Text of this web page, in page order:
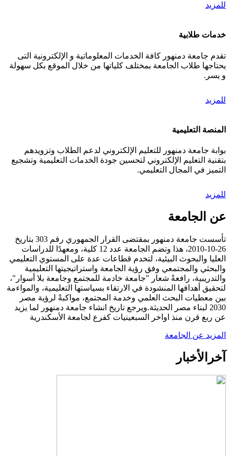
للمزيد
خدمات طلابية
تقدم جامعة دمنهور كافة الخدمات المعلوماتية و الإلكترونية التى
يحتاجها طلاب الجامعة بمختلف كلياتها من خلال الموقع بكل سهولة
و يسر.
للمزيد
المنصة التعليمية
بوابة جامعة دمنهور للتعليم الإلكتروني لدعم الطلاب وتزويدهم
بتقنية التعليم الإلكتروني لتحسين جودة الخدمات التعليمية وتشجيع
التميز في المجال التعليمي.
للمزيد
عن الجامعة
تأسست جامعة دمنهور بمقتضى القرار الجمهوري رقم 303 بتاريخ
26-10-2010، هذا وتضم الجامعة عدد 12 كلية، ومعهدًا للدراسات
العليا والبحوث البيئية، لتخدم قطاعات عدة على المستوي التعليمي
والبحثي والمجتمعي وفق رؤية الجامعة واستراتيجيتها التعليمية
والتدريبية، رافعةً شعار "جامعة خادمة للمجتمع وجامعة بلا أسوار"،
لتحقيق أهدافها المنشودة في الارتقاء بسياستها التعليمية، والمواءمة
بين معطيات البحث العلمي وخدمة المجتمع، مواكبةً لرؤية مصر
2030 لبناء مصر الحديثة.ويرجع تاريخ انشاء جامعة دمنهور لما يزيد
عن ربع قرن منذ اواخر السبعينيات كفرع لجامعة الأسكندرية
المزيد عن الجامعة
آخر الأخبار